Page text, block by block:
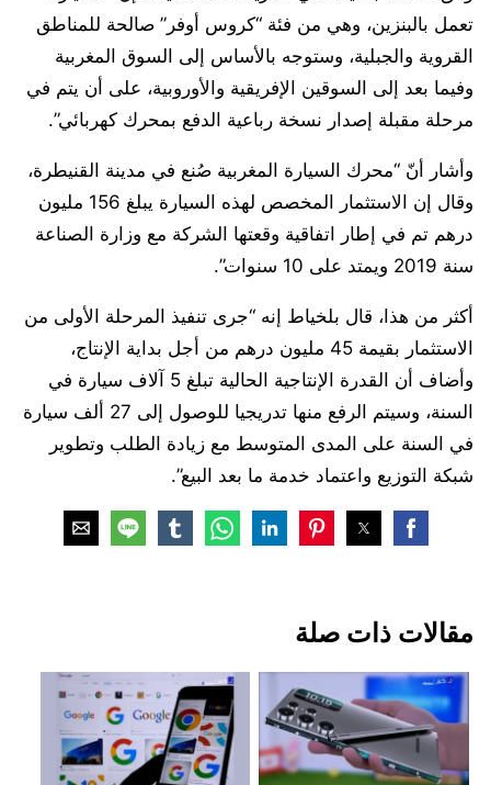
تعمل بالبنزين، وهي من فئة “كروس أوفر” صالحة للمناطق
القروية والجبلية، وستوجه بالأساس إلى السوق المغربية
وفيما بعد إلى السوقين الإفريقية والأوروبية، على أن يتم في
مرحلة مقبلة إصدار نسخة رباعية الدفع بمحرك كهربائي”.
وأشار أنّ “محرك السيارة المغربية صُنع في مدينة القنيطرة،
وقال إن الاستثمار المخصص لهذه السيارة يبلغ 156 مليون
درهم تم في إطار اتفاقية وقعتها الشركة مع وزارة الصناعة
سنة 2019 ويمتد على 10 سنوات”.
أكثر من هذا، قال بلخياط إنه “جرى تنفيذ المرحلة الأولى من
الاستثمار بقيمة 45 مليون درهم من أجل بداية الإنتاج،
وأضاف أن القدرة الإنتاجية الحالية تبلغ 5 آلاف سيارة في
السنة، وسيتم الرفع منها تدريجيا للوصول إلى 27 ألف سيارة
في السنة على المدى المتوسط مع زيادة الطلب وتطوير
شبكة التوزيع واعتماد خدمة ما بعد البيع”.
مقالات ذات صلة